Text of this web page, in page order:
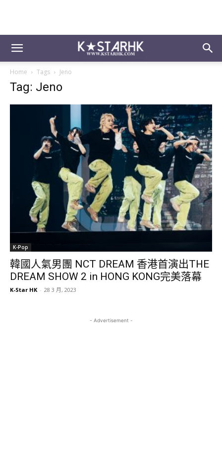
Home Tags Jeno
Tag: Jeno
K-Pop
韓國人氣男團 NCT DREAM 香港首演出THE
DREAM SHOW 2 in HONG KONG完美落幕
K-Star HK - 28 3 月, 2023
- Advertisement -